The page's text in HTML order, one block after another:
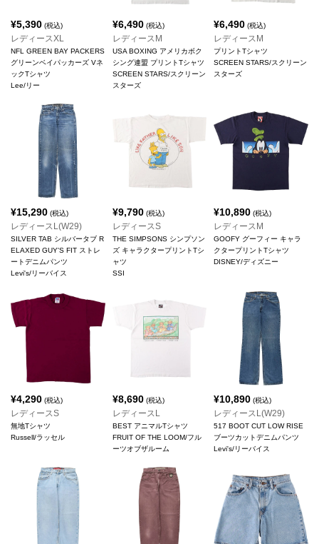
¥5,390 (税込)
レディースXL
NFL GREEN BAY PACKERS
グリーンベイパッカーズ Vネ
ックTシャツ
Lee/リー
¥6,490(税込)
レディースM
USA BOXING アメリカボク
シング連盟 プリントTシャツ
SCREEN STARS/スクリーン
スターズ
¥6,490 (税込)
レディースM
プリントTシャツ
SCREEN STARS/スクリーン
スターズ
¥15,290 (税込)
レディースL(W29)
SILVER TAB シルバータブ R
ELAXED GUY'S FIT ストレ
ートデニムパンツ
Levi's/リーバイス
¥9,790(税込)
レディースS
THE SIMPSONS シンプソン
ズ キャラクタープリントTシ
ャツ
SSI
¥10,890 (税込)
レディースM
GOOFY グーフィー キャラ
クタープリントTシャツ
DISNEY/ディズニー
¥4,290 (税込)
レディースS
無地Tシャツ
Russell/ラッセル
¥8,690(税込)
レディースL
BEST アニマルTシャツ
FRUIT OF THE LOOM/フル
ーツオブザルーム
¥10,890 (税込)
レディースL(W29)
517 BOOT CUT LOW RISE
ブーツカットデニムパンツ
Levi's/リーバイス